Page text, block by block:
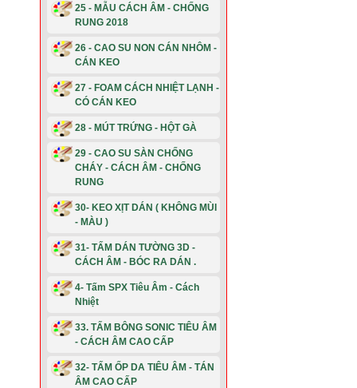
25 - MẪU CÁCH ÂM - CHỐNG
RUNG 2018
26 - CAO SU NON CÁN NHÔM -
CÁN KEO
27 - FOAM CÁCH NHIỆT LẠNH -
CÓ CÁN KEO
28 - MÚT TRỨNG - HỘT GÀ
29 - CAO SU SÀN CHỐNG
CHÁY - CÁCH ÂM - CHỐNG
RUNG
30- KEO XỊT DÁN ( KHÔNG MÙI
- MÀU )
31- TẤM DÁN TƯỜNG 3D -
CÁCH ÂM - BÓC RA DÁN .
4- Tấm SPX Tiêu Âm - Cách
Nhiệt
33. TẤM BÔNG SONIC TIÊU ÂM
- CÁCH ÂM CAO CẤP
32- TẤM ỐP DA TIÊU ÂM - TÁN
ÂM CAO CẤP